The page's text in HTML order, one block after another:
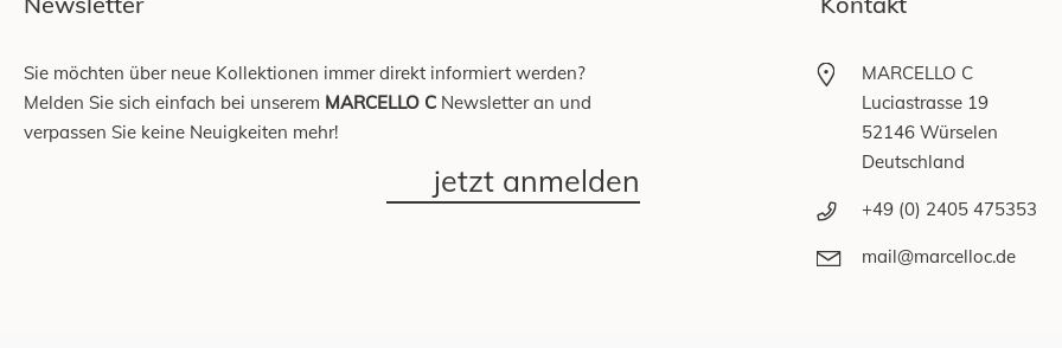
Sie möchten über neue Kollektionen immer direkt informiert werden?
Melden Sie sich einfach bei unserem MARCELLO C Newsletter an und
verpassen Sie keine Neuigkeiten mehr!
jetzt anmelden
MARCELLO C
Luciastrasse 19
52146 Würselen
Deutschland
+49 (0) 2405 475353
mail@marcelloc.de